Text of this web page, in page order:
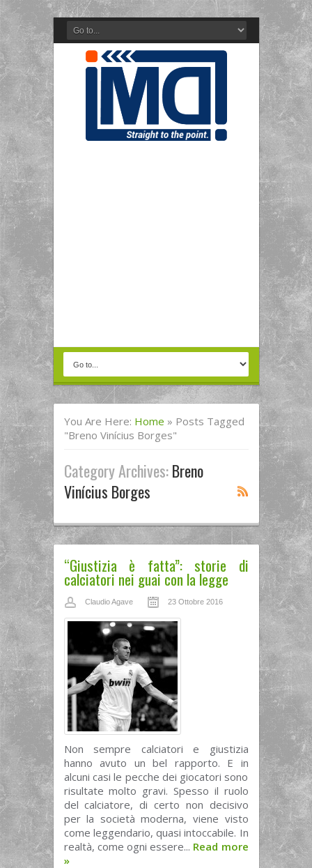
You Are Here: Home » Posts Tagged
"Breno Vinícius Borges"
Category Archives:Breno
Vinícius Borges
“Giustizia è fatta”: storie di
calciatori nei guai con la legge
Claudio Agave 23 Ottobre 2016
Non sempre calciatori e giustizia
hanno avuto un bel rapporto. E in
alcuni casi le pecche dei giocatori sono
risultate molto gravi. Spesso il ruolo
del calciatore, di certo non decisivo
per la società moderna, viene visto
come leggendario, quasi intoccabile. In
realtà, come ogni essere... Read more
»